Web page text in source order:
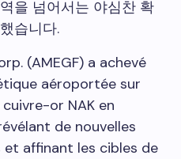
을 넘어서는 야심찬 확
습니다.
(AMEGF) a achevé
aéroportée sur
or NAK en
de nouvelles
et affinant les cibles de